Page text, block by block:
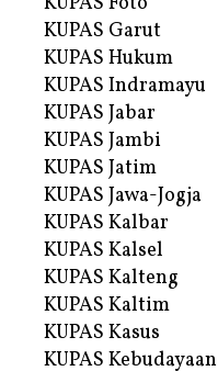
KUPAS Garut
KUPAS Hukum
KUPAS Indramayu
KUPAS Jabar
KUPAS Jambi
KUPAS Jatim
KUPAS Jawa-Jogja
KUPAS Kalbar
KUPAS Kalsel
KUPAS Kalteng
KUPAS Kaltim
KUPAS Kasus
KUPAS Kebudayaan